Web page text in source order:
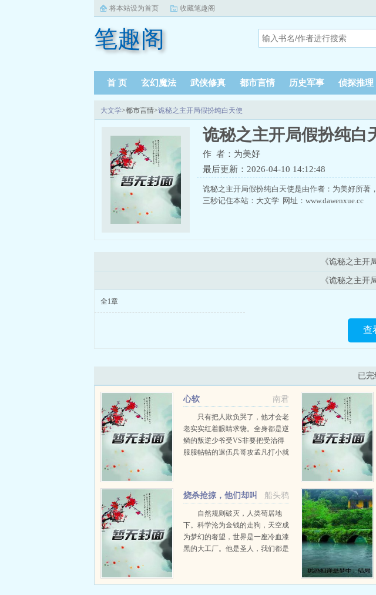
将本站设为首页 收藏笔趣阁
笔趣阁
首 页 玄幻魔法 武侠修真 都市言情 历史军事 侦探推理
大文学>都市言情>诡秘之主开局假扮纯白天使
诡秘之主开局假扮纯白
作 者：为美好
最后更新：2026-04-10 14:12:48
诡秘之主开局假扮纯白天使是由作者：为美好所著
三秒记住本站：大文学 网址：www.dawenxue.cc
《诡秘之主开
《诡秘之主开
全1章
查
已
南君
心软
只有把人欺负哭了，他才会老
老实实红着眼睛求饶。全身都是逆
鳞的叛逆少爷受VS非要把受治得
服服帖帖的退伍兵哥攻孟凡打小就
船头鸦
烧杀抢掠，他们却叫
我圣人自然规则破灭，人类苟居地
下。科学沦为金钱的走狗，天空成
为梦幻的奢望，世界是一座冷血漆
黑的大工厂。他是圣人，我们都是
我们都这样叫他！...